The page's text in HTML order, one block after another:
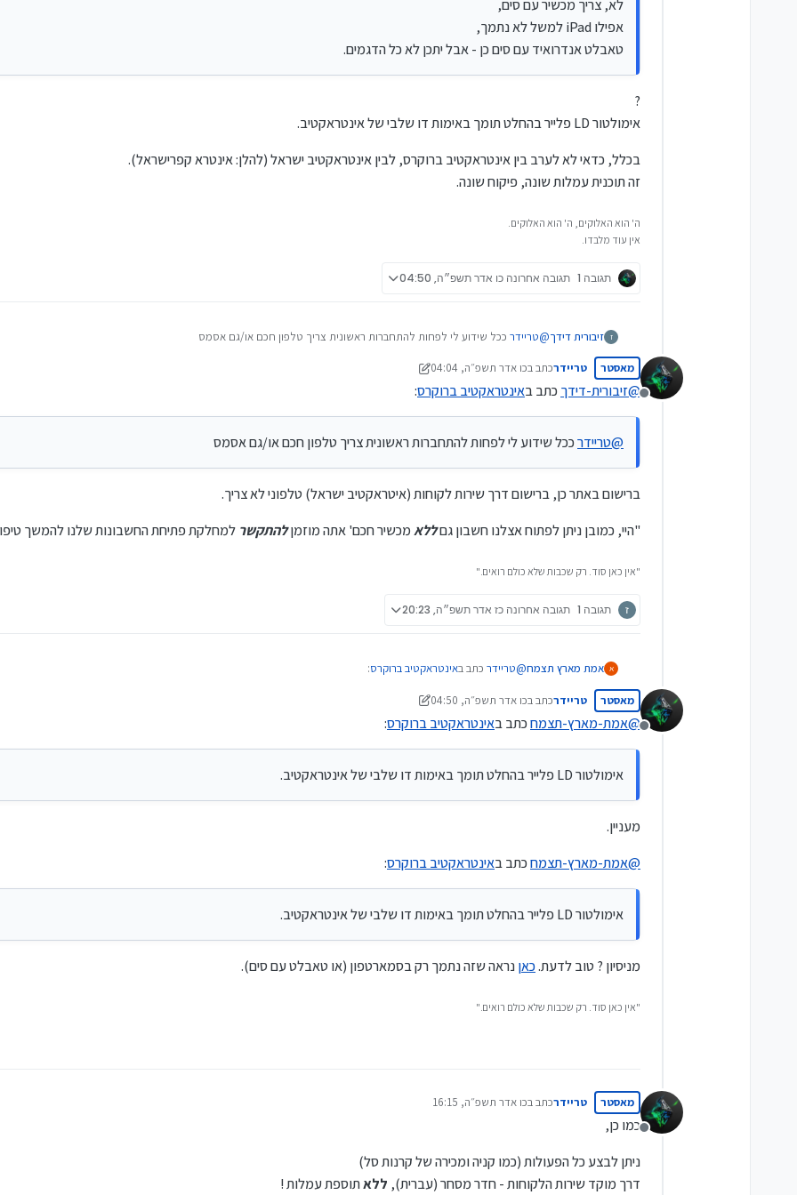
(האדם הממוצע לא משקיע בשוק המקומי, אלא בקרנות סל או מניות של ארה"ב...)
ג) צריך אפליקציה (טאבלט עם סים או סמארטפון) כדי לאמת כניסה דו-שלבית לחשבון.
לא, צריך מכשיר עם סים,
אפילו iPad למשל לא נתמך,
טאבלט אנדרואיד עם סים כן - אבל יתכן לא כל הדגמים.
?
אימולטור LD פלייר בהחלט תומך באימות דו שלבי של אינטראקטיב.
בכלל, כדאי לא לערב בין אינטראקטיב ברוקרס, לבין אינטראקטיב ישראל (להלן: אינטרא קפרישראל).
זה תוכנית עמלות שונה, פיקוח שונה.
ה' הוא האלוקים, ה' הוא האלוקים.
אין עוד מלבדו.
תגובה 1 תגובה אחרונה כו אדר תשפ״ה, 04:50
ז זיבורית דידך@טריידר ככל שידוע לי לפחות להתחברות ראשונית צריך טלפון חכם או/גם אסמס
מנותק
מאסטר טריידרכתב בכו אדר תשפ״ה, 04:04
נערך לאחרונה על ידי טריידר
@זיבורית-דידךכתב באינטראקטיב ברוקרס:
@טריידרככל שידוע לי לפחות להתחברות ראשונית צריך טלפון חכם או/גם אסמס
ברישום באתר כן, ברישום דרך שירות לקוחות (איטראקטיב ישראל) טלפוני לא צריך.
"היי, כמובן ניתן לפתוח אצלנו חשבון גםללאמכשיר חכם' אתה מוזמןלהתקשר למחלקת פתיחת החשבונות שלנו להמשך
"אין כאן סוד. רק שכבות שלא כולם רואים."
ז תגובה 1 תגובה אחרונה כז אדר תשפ״ה, 20:23
א אמת מארץ תצמח@טריידר כתב באינטראקטיב ברוקרס:
@אבי-ה-נערהכתב באינטראקטיב ברוקרס
@טריידר
אפילו iPad למשל לא נתמך,
טאבלט אנדרואיד עם סים כן - אבל יתכן לא כל הדגמים.
אימולטור LD פלייר בהחלט תומך באימות דו שלבי של אינטראקטיב.
בכלל, כדאי לא לערב בין אינטראקטיב ברוקרס, לבין אינטראקטיב ישראל (להלן: אינטרא קפרישראל).
מנותק
מאסטר טריידרכתב בכו אדר תשפ״ה, 04:50
נערך לאחרונה על ידי טריידר
@אמת-מארץ-תצמחכתב באינטראקטיב ברוקרס:
אימולטור LD פלייר בהחלט תומך באימות דו שלבי של אינטראקטיב.
מעניין.
@אמת-מארץ-תצמחכתב באינטראקטיב ברוקרס:
אימולטור LD פלייר בהחלט תומך באימות דו שלבי של אינטראקטיב.
מניסיון ? טוב לדעת.כאןנראה שזה נתמך רק בסמארטפון (או טאבלט עם סים).
"אין כאן סוד. רק שכבות שלא כולם רואים."
מנותק
מאסטר טריידרכתב בכו אדר תשפ״ה, 16:15
נערך לאחרונה על ידי
כמו כן,
ניתן לבצע כל הפעולות (כמו קניה ומכירה של קרנות סל)
דרך מוקד שירות הלקוחות - חדר מסחר (עברית), ללאתוספת עמלות !